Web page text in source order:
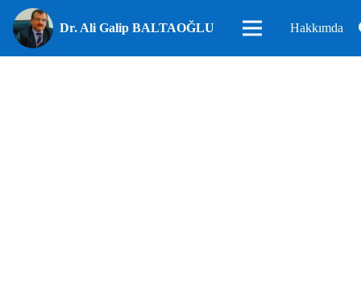
Dr. Ali Galip BALTAOĞLU Hakkımda